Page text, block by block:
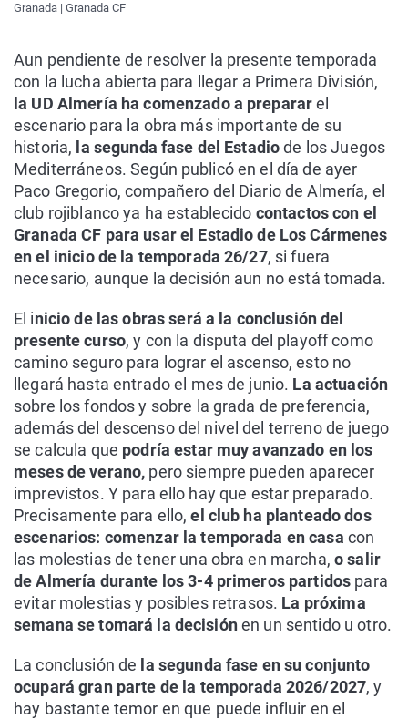
Granada | Granada CF
Aun pendiente de resolver la presente temporada
con la lucha abierta para llegar a Primera División,
la UD Almería ha comenzado a prepararel
escenario para la obra más importante de su
historia, la segunda fase del Estadiode los Juegos
Mediterráneos. Según publicó en el día de ayer
Paco Gregorio, compañero del Diario de Almería, el
club rojiblanco ya ha establecido contactos con el
Granada CF para usar el Estadio de Los Cármenes
en el inicio de la temporada 26/27, si fuera
necesario, aunque la decisión aun no está tomada.
El inicio de las obras será a la conclusión del
presente curso, y con la disputa del playoff como
camino seguro para lograr el ascenso, esto no
llegará hasta entrado el mes de junio. La actuación
sobre los fondos y sobre la grada de preferencia,
además del descenso del nivel del terreno de juego
se calcula que podría estar muy avanzado en los
meses de verano, pero siempre pueden aparecer
imprevistos. Y para ello hay que estar preparado.
Precisamente para ello,el club ha planteado dos
escenarios: comenzar la temporada en casa con
las molestias de tener una obra en marcha,o salir
de Almería durante los 3-4 primeros partidos para
evitar molestias y posibles retrasos. La próxima
semana se tomará la decisiónen un sentido u otro.
La conclusión de la segunda fase en su conjunto
ocupará gran parte de la temporada 2026/2027, y
hay bastante temor en que puede influir en el